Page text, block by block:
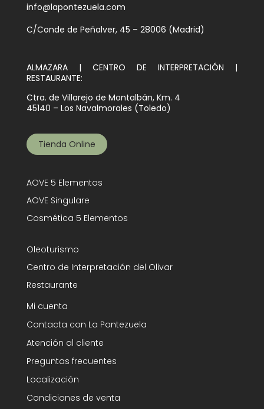
info@lapontezuela.com
C/Conde de Peñalver, 45 – 28006 (Madrid)
ALMAZARA | CENTRO DE INTERPRETACIÓN |
RESTAURANTE:
Ctra. de Villarejo de Montalbán, Km. 4
45140 – Los Navalmorales (Toledo)
Tienda Online
AOVE 5 Elementos
AOVE Singulare
Cosmética 5 Elementos
Oleoturismo
Centro de Interpretación del Olivar
Restaurante
Mi cuenta
Contacta con La Pontezuela
Atención al cliente
Preguntas frecuentes
Localización
Condiciones de venta